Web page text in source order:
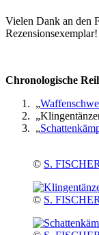
Vielen Dank an den
Rezensionsexemplar!
Chronologische
„
„
© S.
© S.